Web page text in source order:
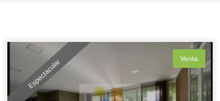
Espectacular Venta